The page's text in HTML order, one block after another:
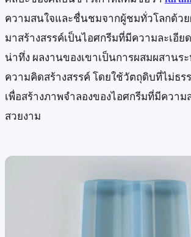
ความสนใจและชื่นชมจากผู้ชมทั่วโลกด้ว
มาสร้างสรรค์เป็นไอศกรีมที่มีความละเอี
น่าทึ่ง ผลงานของเขาเป็นการผสมผสานร
ความคิดสร้างสรรค์ โดยใช้วัตถุดิบที่ไม่ธร
เพื่อสร้างภาพจำลองของไอศกรีมที่มีความ
สวยงาม